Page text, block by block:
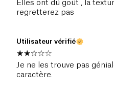
Elles ont dû goût , la
regretterez pas
Utilisateur vérifié
Je ne les trouve pas
caractère.